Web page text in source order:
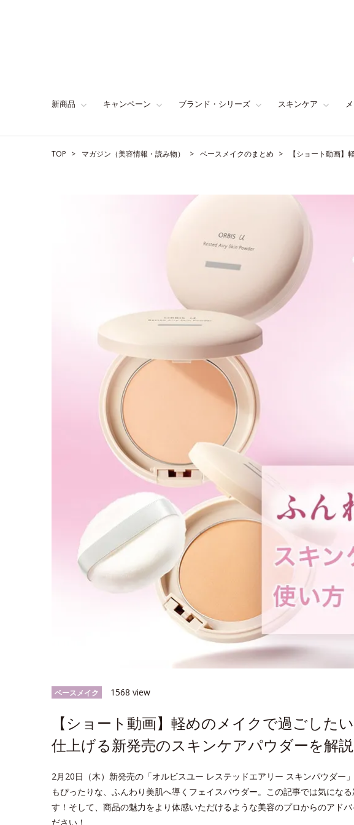
新商品 キャンペーン ブランド・シリーズ スキンケア
TOP マガジン（美容情報・読み物） ベースメイクのまとめ 【ショート動画
ベースメイク 1568 view
【ショート動画】軽めのメイクで過ごした
仕上げる新発売のスキンケアパウダーを解説
2月20日（木）新発売の「オルビスユー レステッドエアリー スキンパウダー
もぴったりな、ふんわり美肌へ導くフェイスパウダー。この記事では気にな
す！そして、商品の魅力をより体感いただけるような美容のプロからのアド
ださい！